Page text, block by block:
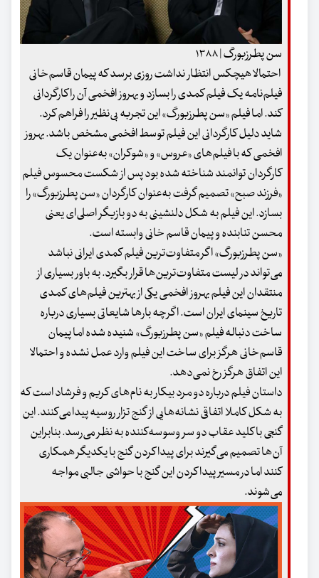
سن پطرزبورگ | ۱۳۸۸
احتمالا هیچکس انتظار نداشت روزی برسد که پیمان قاسم‌خانی
فیلم‌نامه یک فیلم کمدی را بسازد و بهروز افخمی آن را کارگردانی
کند. اما فیلم «سن پطرزبورگ» این تجربه بی‌نظیر را فراهم کرد.
شاید دلیل کارگردانی این فیلم توسط افخمی مشخص باشد. بهروز
افخمی‌ که با فیلم‌های «عروس» و «شوکران» به‌عنوان یک
کارگردان توانمند شناخته شده بود پس از شکست محسوس فیلم
«فرزند صبح» تصمیم گرفت به‌عنوان کارگردان «سن پطرزبورگ» را
بسازد. این فیلم به شکل دلنشینی به دو بازیگر اصلی‌ای یعنی
محسن تنابنده و پیمان قاسم خانی وابسته است.
«سن پطرزبورگ» اگر متفاوت‌ترین فیلم کمدی ایرانی نباشد
می‌تواند در لیست متفاوت‌ترین‌ها قرار بگیرد. به باور بسیاری از
منتقدان این فیلم بهروز افخمی یکی از بهترین فیلم‌های کمدی
تاریخ سینمای ایران است. اگرچه بارها شایعاتی بسیاری درباره
ساخت دنباله فیلم «سن پطرزبورگ» شنیده شده اما پیمان
قاسم‌خانی هرگز برای ساخت این فیلم وارد عمل نشده و احتمالا
این اتفاق هرگز رخ نمی‌دهد.
داستان فیلم درباره دو مرد بیکار به نام‌های کریم و فرشاد است که
به شکل کاملا اتفاقی نشانه‌هایی از گنج تزار روسیه پیدا می‌کنند. این
گنجی با کلید عقاب دو سر وسوسه‌کننده به نظر می‌رسد. بنابراین
آن‌ها تصمیم می‌گیرند برای پیدا کردن گنج با یکدیگر همکاری
کنند اما در مسیر پیداکردن این گنج با حواشی جالبی مواجه
می‌شوند.